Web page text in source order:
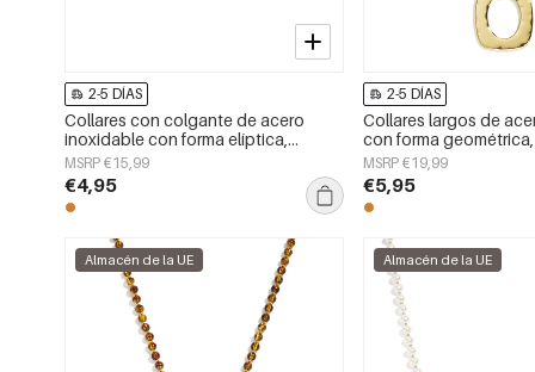
2-5 DÍAS
Collares con colgante de acero
inoxidable con forma elíptica,
sencillos, de la serie Daily Simple
para mujer.
MSRP €15,99
€4,95
2-5 DÍAS
Collares largos de
con forma
la serie Daily Simple,
mujer.
MSRP €19,99
€5,95
Almacén de la UE Almacén de la UE